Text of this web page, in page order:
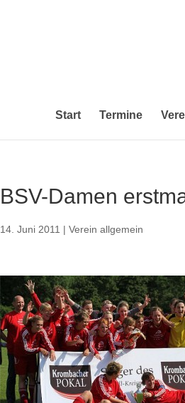
Start Termine
BSV-Damen
14. Juni 2011 | Verein allgemein